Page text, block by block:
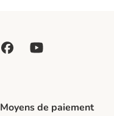
Moyens de paiement